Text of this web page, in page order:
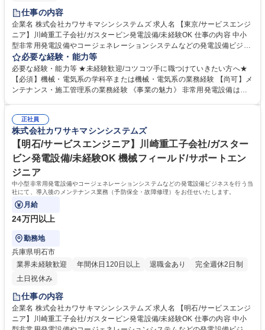
仕事の内容
企業名 株式会社カワサキマシンシステムズ 求人名 【東京/サービスエンジ
ニア】川崎重工子会社/ガスタービン発電設備/未経験OK 仕事の内容 中小
型非常用発電設備やコージェネレーションシステムなどの発電設備ビジネ
スを行う当社にて、導入後のメンテナンス業務（予防保全・故障修理）を
お任せいたします。 川崎重工製のガスタービン発電設備などに関わる、導
入後のメンテナンス業務です。整備実務は協力会社と連携し、あなたは現
場責任者として現場管理、お客様との調整、協力会社への指揮監督が主な
です。 ※変更の範囲:当社の定める業務 募集職種 【東京/サービスエンジニ
ア】川崎重工子会社/ガスタービン発電設備/未経験OK
必要な経験・能力等
必要な経験・能力等 ★未経験歓迎/コツコツ手に職つけていきたい方へ★
【必須】機械・電気系の学科卒または機械・電気系の業務経験 【尚可】メ
ンテナンス・施工管理系の業務経験 《事業の魅力》 非常用発電設備は震
度で、ほとんどが1泊のため働きやすい環境です。 《企業の強み》 川崎重
工グループとして、高度な技術研修やビジネススキル研修など人財育成に
力を入れています。 学歴・資格 学歴：大学院 大学 高専 短大 専修学校 高
校 語学力： 資格：第一種運転免許普通自動車 第二種電気工事士 危険物取
扱者
正社員
株式会社カワサキマシンシステムズ
【明石/サービスエンジニア】川崎重工子会社/ガスター
ビン発電設備/未経験OK 機械フィールド/サポートエン
ジニア
中小型非常用発電設備やコージェネレーションシステムなどの発電設備ビジネスを行う当
社にて、導入後のメンテナンス業務（予防保全・故障修理）をお任せいたします。
月給
24万円以上
勤務地
兵庫県明石市
業界未経験歓迎
年間休日120日以上 退職金あり
完全週休2日制
土日祝休み
仕事の内容
企業名 株式会社カワサキマシンシステムズ 求人名 【明石/サービスエンジ
ニア】川崎重工子会社/ガスタービン発電設備/未経験OK 仕事の内容 中小